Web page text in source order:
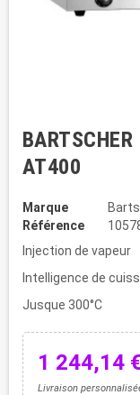
AT400
Marque
Référence
Injection de vapeur
Intelligence de
Jusque 300°C
1 244,14
Livraison